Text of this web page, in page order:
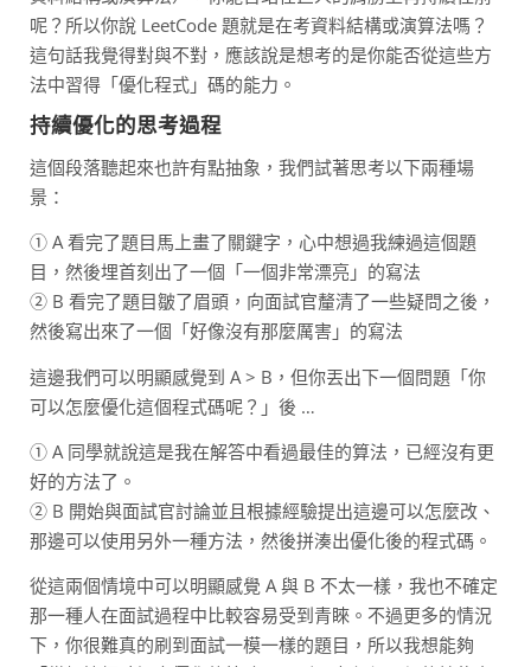
呢？所以你說 LeetCode 題就是在考資料結構或演算法嗎？
這句話我覺得對與不對，應該說是想考的是你能否從這些方
法中習得「優化程式」碼的能力。
持續優化的思考過程
這個段落聽起來也許有點抽象，我們試著思考以下兩種場
景：
① A 看完了題目馬上畫了關鍵字，心中想過我練過這個題
目，然後埋首刻出了一個「一個非常漂亮」的寫法
② B 看完了題目皺了眉頭，向面試官釐清了一些疑問之後，
然後寫出來了一個「好像沒有那麼厲害」的寫法
這邊我們可以明顯感覺到 A > B，但你丟出下一個問題「你
可以怎麼優化這個程式碼呢？」後 …
① A 同學就說這是我在解答中看過最佳的算法，已經沒有更
好的方法了。
② B 開始與面試官討論並且根據經驗提出這邊可以怎麼改、
那邊可以使用另外一種方法，然後拼湊出優化後的程式碼。
從這兩個情境中可以明顯感覺 A 與 B 不太一樣，我也不確定
那一種人在面試過程中比較容易受到青睞。不過更多的情況
下，你很難真的刷到面試一模一樣的題目，所以我想能夠